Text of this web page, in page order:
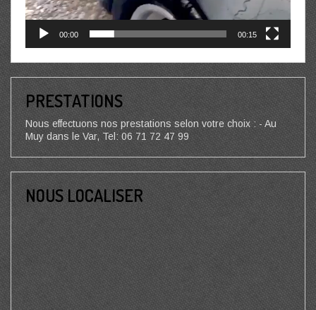
00:00 00:15
PRESTATIONS
Nous effectuons nos prestations selon votre choix : - Au
Muy dans le Var, Tel: 06 71 72 47 99
NOUS LOCALISER